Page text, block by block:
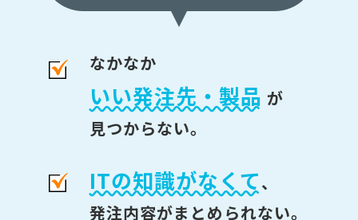
なかなか
いい発注先・製品 が
見つからない。
ITの知識がなくて、
発注内容がまとめられない。